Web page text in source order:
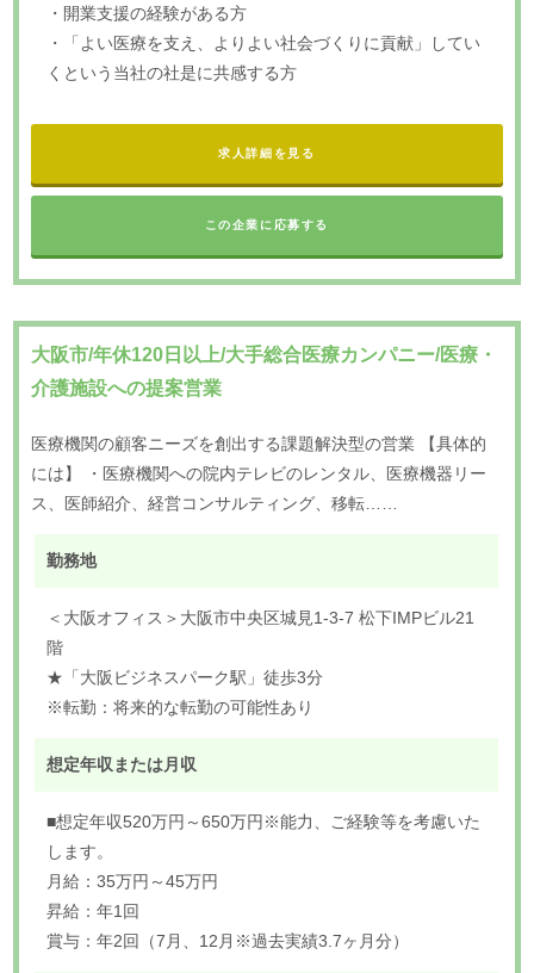
・開業支援の経験がある方
・「よい医療を支え、よりよい社会づくりに貢献」してい
くという当社の社是に共感する方
求人詳細を見る
この企業に応募する
大阪市/年休120日以上/大手総合医療カンパニー/医療・
介護施設への提案営業
医療機関の顧客ニーズを創出する課題解決型の営業 【具体的
には】 ・医療機関への院内テレビのレンタル、医療機器リー
ス、医師紹介、経営コンサルティング、移転……
勤務地
＜大阪オフィス＞大阪市中央区城見1-3-7 松下IMPビル21
階
★「大阪ビジネスパーク駅」徒歩3分
※転勤：将来的な転勤の可能性あり
想定年収または月収
■想定年収520万円～650万円※能力、ご経験等を考慮いた
します。
月給：35万円～45万円
昇給：年1回
賞与：年2回（7月、12月※過去実績3.7ヶ月分）